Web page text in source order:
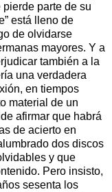
parte de su
está lleno de
de olvidarse
mayores. Y a
también a la
una verdadera
en tiempos
material de un
afirmar que habrá
de acierto en
dos discos
y que
Pero insisto,
sesenta los